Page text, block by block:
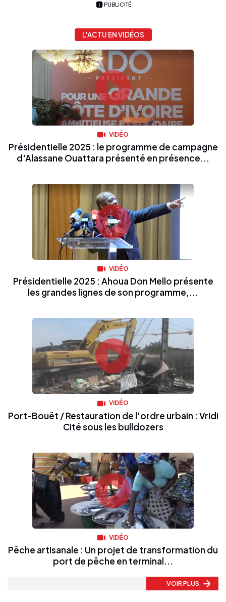
PUBLICITÉ
L'ACTU EN VIDÉOS
VIDÉO
Présidentielle 2025 : le programme de campagne
d'Alassane Ouattara présenté en présence...
VIDÉO
Présidentielle 2025 : Ahoua Don Mello présente
les grandes lignes de son programme,...
VIDÉO
Port-Bouët / Restauration de l'ordre urbain : Vridi
Cité sous les bulldozers
VIDÉO
Pêche artisanale : Un projet de transformation du
port de pêche en terminal...
VOIR PLUS